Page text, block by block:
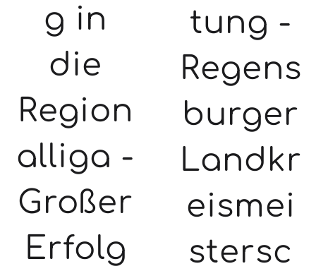
g in
die
Region
alliga -
Großer
Erfolg
tung -
Regens
burger
Landkr
eismei
stersc